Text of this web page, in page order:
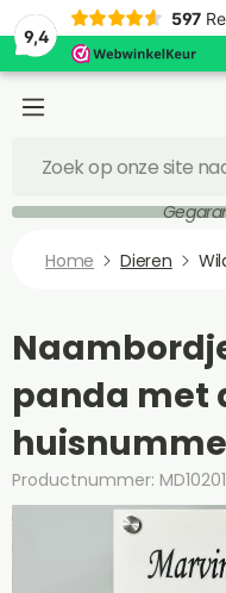
9,4
597
Home Dieren
panda met
Productnummer: